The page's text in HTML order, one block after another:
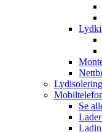
Lydisolering
Se